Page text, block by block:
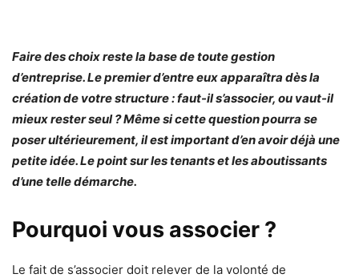
Faire des choix reste la base de toute gestion
d’entreprise. Le premier d’entre eux apparaîtra dès la
création de votre structure : faut-il s’associer, ou vaut-il
mieux rester seul ? Même si cette question pourra se
poser ultérieurement, il est important d’en avoir déjà une
petite idée. Le point sur les tenants et les aboutissants
d’une telle démarche.
Pourquoi vous associer ?
Le fait de s’associer doit relever de la volonté de